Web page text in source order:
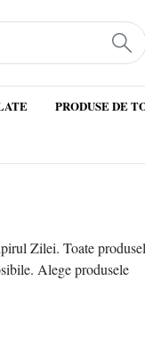
PRODUSE DE
Zilei. Toate
Alege produsele